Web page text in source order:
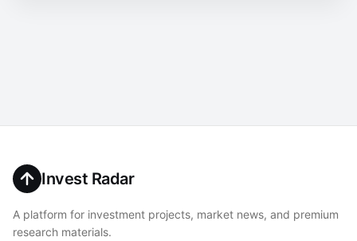
Invest Radar
A platform for investment projects, market news, and premium
research materials.